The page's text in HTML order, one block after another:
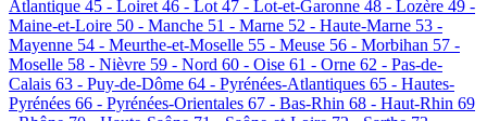
Atlantique 45 - Loiret 46 - Lot 47 - Lot-et-Garonne 48 - Lozère 49 -
Maine-et-Loire 50 - Manche 51 - Marne 52 - Haute-Marne 53 -
Mayenne 54 - Meurthe-et-Moselle 55 - Meuse 56 - Morbihan 57 -
Moselle 58 - Nièvre 59 - Nord 60 - Oise 61 - Orne 62 - Pas-de-
Calais 63 - Puy-de-Dôme 64 - Pyrénées-Atlantiques 65 - Hautes-
Pyrénées 66 - Pyrénées-Orientales 67 - Bas-Rhin 68 - Haut-Rhin 69